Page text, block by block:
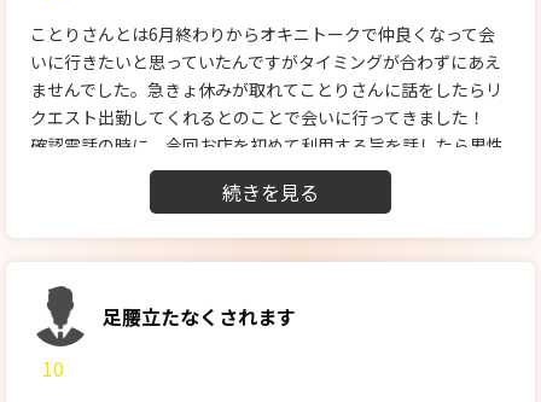
ことりさんとは6月終わりからオキニトークで仲良くなって会
いに行きたいと思っていたんですがタイミングが合わずにあえ
ませんでした。急きょ休みが取れてことりさんに話をしたらリ
クエスト出勤してくれるとのことで会いに行ってきました！
確認電話の時に、今回お店を初めて利用する旨を話したら男性
スタッフさんが親切丁寧に説明してくれてとてもありがたかっ
たです。尚且つ、ホテルのほうもお店のほうで確保してくれて
当日、ホテルにチェックインして待っているとドアをノックす
る音がして開けるとことりさんが待っていました。ことりさん
はオキニトークからでも伝わるぐらい優しく相手への気遣いが
出来る笑顔の素敵な女性です。
今回は王様ヘルスをお願いしたのですが、服を脱がせてもらう
足腰立たなくされます
10